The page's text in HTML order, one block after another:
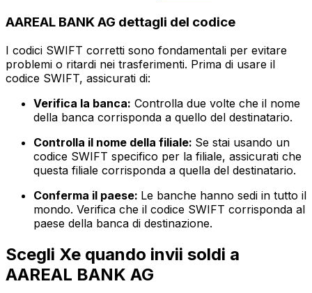
AAREAL BANK AG dettagli del codice
I codici SWIFT corretti sono fondamentali per evitare
problemi o ritardi nei trasferimenti. Prima di usare il
codice SWIFT, assicurati di:
Verifica la banca: Controlla due volte che il nome
della banca corrisponda a quello del destinatario.
Controlla il nome della filiale: Se stai usando un
codice SWIFT specifico per la filiale, assicurati che
questa filiale corrisponda a quella del destinatario.
Conferma il paese: Le banche hanno sedi in tutto il
mondo. Verifica che il codice SWIFT corrisponda al
paese della banca di destinazione.
Scegli Xe quando invii soldi a
AAREAL BANK AG